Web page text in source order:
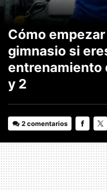
Cómo
gimnasio si
entrenamiento
y 2
2 comentarios